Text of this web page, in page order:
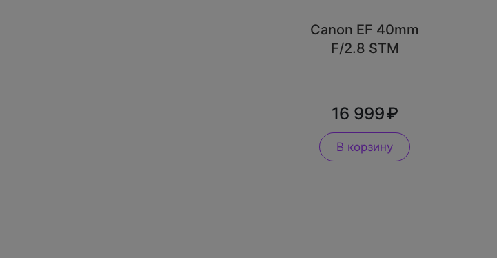
Canon EF 40mm
F/2.8 STM
16 999
В корзину